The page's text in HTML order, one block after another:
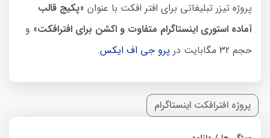
پروژه تیزر تبلیغاتی برای افتر افکت با عنوان «پکیج قالب
آماده استوری اینستاگرام متفاوت و اکشن برای افترافکت» و
حجم 32 مگابایت در
پرو جی اف ایکس.
پروژه افترافکت اینستاگرام